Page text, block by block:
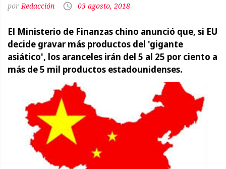
Redacción 03 agosto, 2018
El Ministerio de Finanzas chino anunció que, si EU
decide gravar más productos del 'gigante
asiático', los aranceles irán del 5 al 25 por ciento a
más de 5 mil productos estadounidenses.